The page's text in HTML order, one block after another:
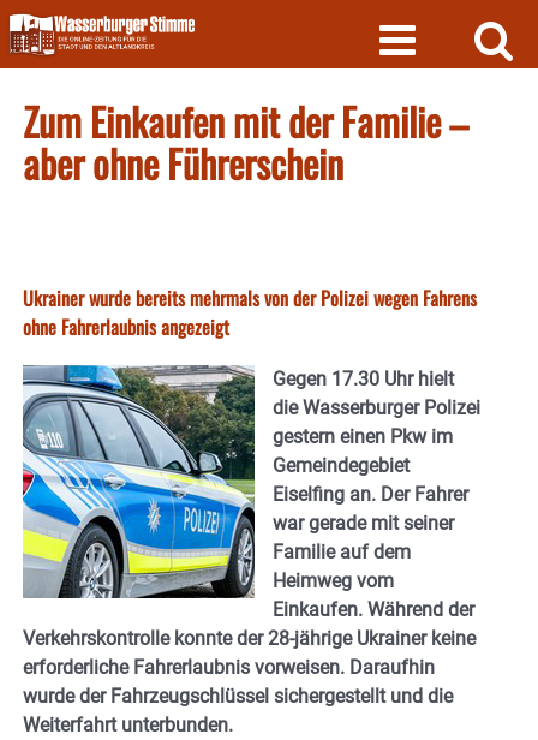
Skip
to
content
Zum Einkaufen mit der Familie –
aber ohne Führerschein
Ukrainer wurde bereits mehrmals von der Polizei wegen Fahrens
ohne Fahrerlaubnis angezeigt
Gegen 17.30 Uhr hielt
die Wasserburger Polizei
gestern einen Pkw im
Gemeindegebiet
Eiselfing an. Der Fahrer
war gerade mit seiner
Familie auf dem
Heimweg vom
Einkaufen. Während der
Verkehrskontrolle konnte der 28-jährige Ukrainer keine
erforderliche Fahrerlaubnis vorweisen. Daraufhin
wurde der Fahrzeugschlüssel sichergestellt und die
Weiterfahrt unterbunden.